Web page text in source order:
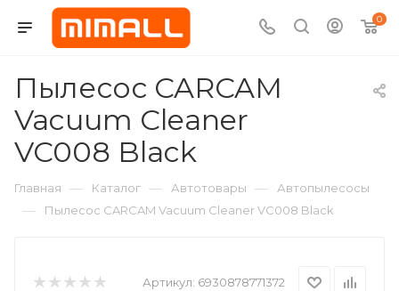
0
Пылесос CARCAM
Vacuum Cleaner
VC008 Black
Главная — Каталог — Автотовары — Автопылесосы
— Пылесос CARCAM Vacuum Cleaner VC008 Black
Артикул: 6930878771372